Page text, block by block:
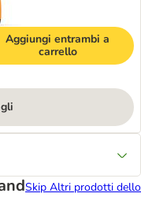
Aggiungi entrambi a
carrello
Skip Altri prodotti dello